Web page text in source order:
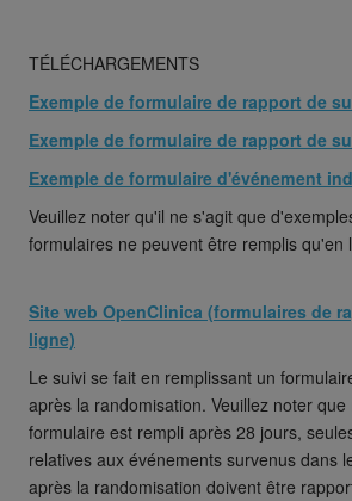
Site web OpenClinica (formulaires de
ligne)
Le suivi se fait en remplissant un
après la randomisation. Veuillez noter que
formulaire est rempli après 28 jours,
relatives aux événements survenus dans
après la randomisation doivent être
TÉLÉCHARGEMENTS
Exemple de formulaire de rapport de
Exemple de formulaire de rapport de
Exemple de formulaire d'événement
Veuillez noter qu'il ne s'agit que
formulaires ne peuvent être remplis qu'en